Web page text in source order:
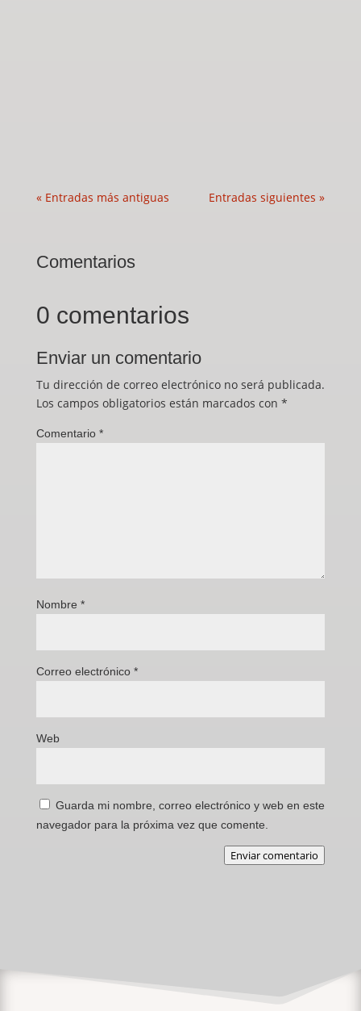
« Entradas más antiguas Entradas siguientes »
Comentarios
0 comentarios
Enviar un comentario
Tu dirección de correo electrónico no será publicada.
Los campos obligatorios están marcados con *
Comentario *
Nombre *
Correo electrónico *
Web
Guarda mi nombre, correo electrónico y web en este
navegador para la próxima vez que comente.
Enviar comentario